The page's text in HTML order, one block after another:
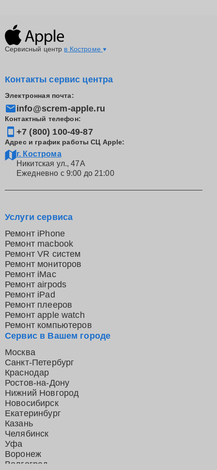
Сервисный центр в Костроме
Контакты сервис центра
Электронная почта:
info@screm-apple.ru
Контактный телефон:
+7 (800) 100-49-87
Адрес и график работы СЦ Apple:
г. Кострома
Никитская ул., 47А
Ежедневно с 9:00 до 21:00
Сервис в Вашем городе
Москва
Санкт-Петербург
Краснодар
Ростов-на-Дону
Нижний Новгород
Новосибирск
Екатеринбург
Казань
Челябинск
Уфа
Воронеж
Волгоград
Услуги сервиса
Ремонт iPhone
Ремонт macbook
Ремонт VR систем
Ремонт мониторов
Ремонт iMac
Ремонт airpods
Ремонт iPad
Ремонт плееров
Ремонт apple watch
Ремонт компьютеров